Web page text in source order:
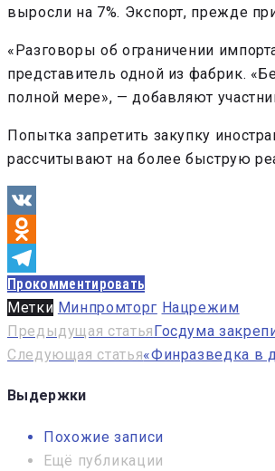
выросли на 7%. Экспорт, прежде
«Разговоры об ограничении
представитель одной из фабрик.
полной мере», — добавляют
Попытка запретить закупку
рассчитывают на более быструю
VK
Odnoklassniki
Telegram
Прокомментировать
Метки Минпромторг Нацрежим
Навигация
по
записям
Предыдущая статьяГосдума
Следующая статья«Финразведка в
Выдержки
Похожие записи
Ещё публикации